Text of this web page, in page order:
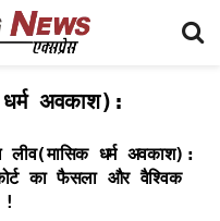
अवकाश):
लीव(मासिक धर्म अवकाश):
का फैसला और वैश्विक
!